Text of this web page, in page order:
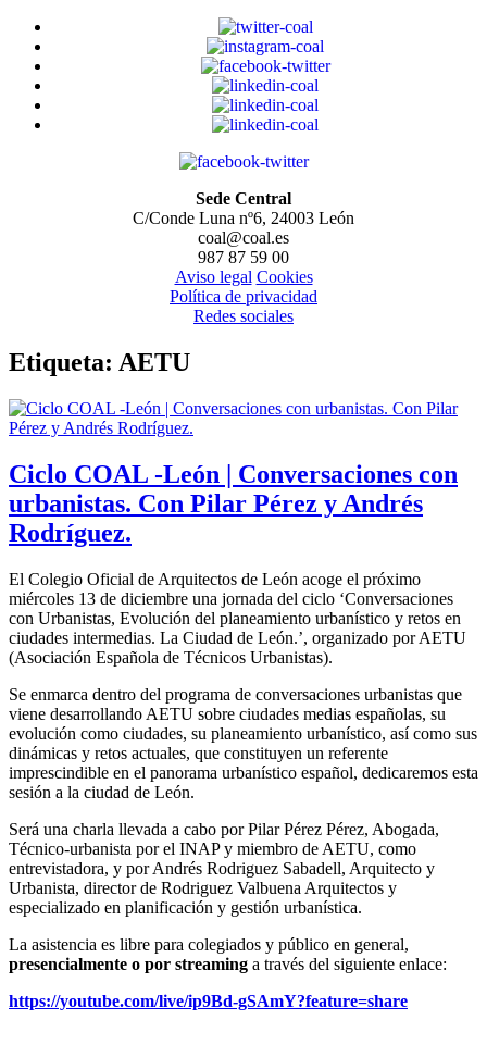
Sede Central
C/Conde Luna nº6, 24003 León
coal@coal.es
987 87 59 00
Aviso legal Cookies
Política de privacidad
Redes sociales
Etiqueta: AETU
Ciclo COAL -León | Conversaciones con
urbanistas. Con Pilar Pérez y Andrés
Rodríguez.
El Colegio Oficial de Arquitectos de León acoge el próximo
miércoles 13 de diciembre una jornada del ciclo ‘Conversaciones
con Urbanistas, Evolución del planeamiento urbanístico y retos en
ciudades intermedias. La Ciudad de León.’, organizado por AETU
(Asociación Española de Técnicos Urbanistas).
Se enmarca dentro del programa de conversaciones urbanistas que
viene desarrollando AETU sobre ciudades medias españolas, su
evolución como ciudades, su planeamiento urbanístico, así como sus
dinámicas y retos actuales, que constituyen un referente
imprescindible en el panorama urbanístico español, dedicaremos esta
sesión a la ciudad de León.
Será una charla llevada a cabo por Pilar Pérez Pérez, Abogada,
Técnico-urbanista por el INAP y miembro de AETU, como
entrevistadora, y por Andrés Rodriguez Sabadell, Arquitecto y
Urbanista, director de Rodriguez Valbuena Arquitectos y
especializado en planificación y gestión urbanística.
La asistencia es libre para colegiados y público en general,
presencialmente o por streaming a través del siguiente enlace:
https://youtube.com/live/ip9Bd-gSAmY?feature=share